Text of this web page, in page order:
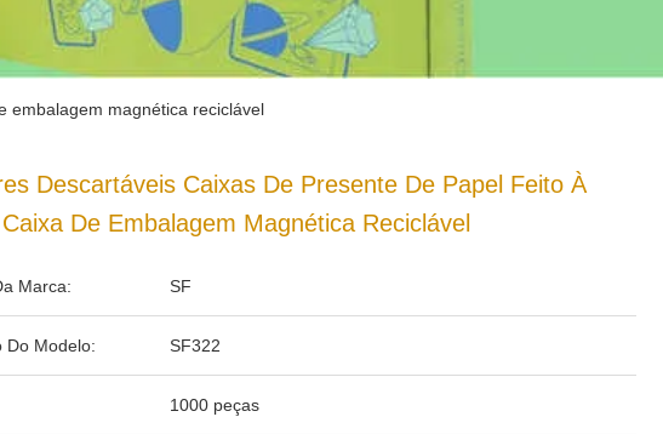
embalagem magnética reciclável
Descartáveis Caixas De Presente De Papel Feito À
De Embalagem Magnética Reciclável
Marca: SF
Do Modelo: SF322
1000 peças